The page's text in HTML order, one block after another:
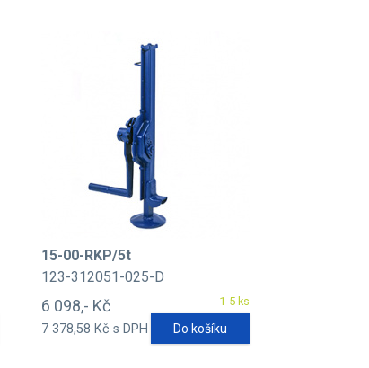
15-00-RKP/5t
123-312051-025-D
1-5 ks
6 098,- Kč
7 378,58 Kč s DPH Do košíku